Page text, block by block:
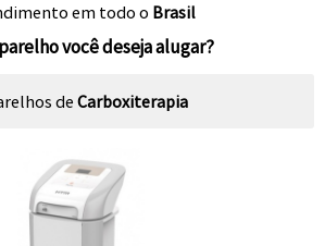
em todo o Brasil
você deseja alugar?
deCarboxiterapia